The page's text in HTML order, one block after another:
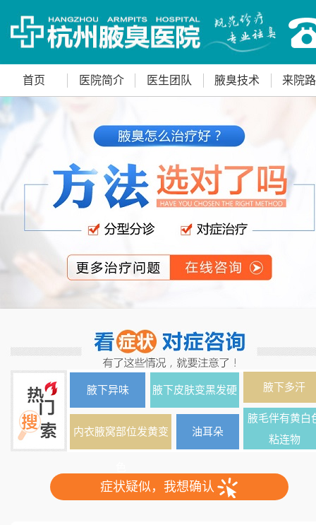
首页 医院简介 医生团队 腋臭技术 来院
腋下异味 腋下皮肤变黑发硬 腋下多汗
内衣腋窝部位发黄变 油耳朵
腋毛伴有黄白
粘连物
症状疑似，我想确认